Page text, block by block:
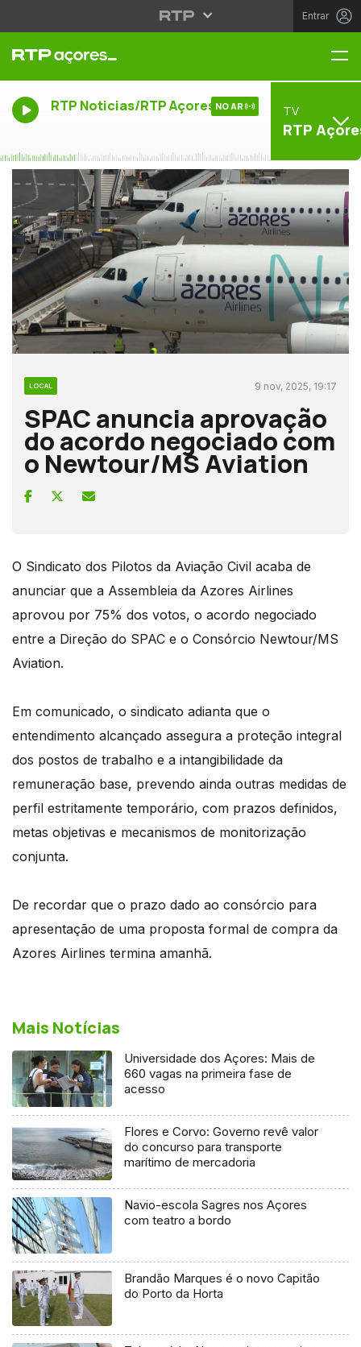
Entrar
RTP Noticias/RTP Açores NO AR TV
RTP
LOCAL 9 nov, 2025, 19:17
SPAC anuncia aprovação
do acordo negociado com
o Newtour/MS Aviation
O Sindicato dos Pilotos da Aviação Civil acaba de
anunciar que a Assembleia da Azores Airlines
aprovou por 75% dos votos, o acordo negociado
entre a Direção do SPAC e o Consórcio Newtour/MS
Aviation.
Em comunicado, o sindicato adianta que o
entendimento alcançado assegura a proteção integral
dos postos de trabalho e a intangibilidade da
remuneração base, prevendo ainda outras medidas de
perfil estritamente temporário, com prazos definidos,
metas objetivas e mecanismos de monitorização
conjunta.
De recordar que o prazo dado ao consórcio para
apresentação de uma proposta formal de compra da
Azores Airlines termina amanhã.
Mais Notícias
Universidade dos Açores: Mais de
660 vagas na primeira fase de
acesso
Flores e Corvo: Governo revê valor
do concurso para transporte
marítimo de mercadoria
Navio-escola Sagres nos Açores
com teatro a bordo
Brandão Marques é o novo Capitão
do Porto da Horta